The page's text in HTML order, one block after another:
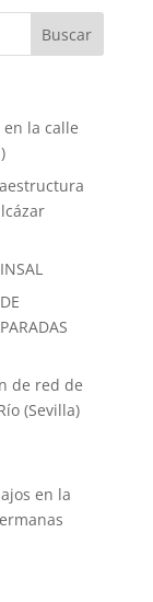
la calle
de red de
(Sevilla)
en la